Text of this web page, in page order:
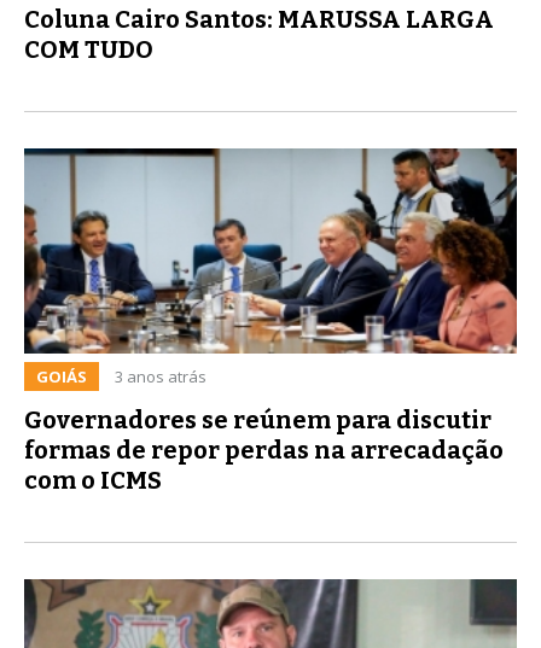
Coluna Cairo Santos: MARUSSA LARGA
COM TUDO
GOIÁS 3 anos atrás
Governadores se reúnem para discutir
formas de repor perdas na arrecadação
com o ICMS